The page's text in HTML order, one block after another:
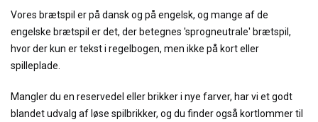
Vores brætspil er på dansk og på engelsk, og mange af de
engelske brætspil er det, der betegnes 'sprogneutrale' brætspil,
hvor der kun er tekst i regelbogen, men ikke på kort eller
spilleplade.
Mangler du en reservedel eller brikker i nye farver, har vi et godt
blandet udvalg af løse spilbrikker, og du finder også kortlommer til